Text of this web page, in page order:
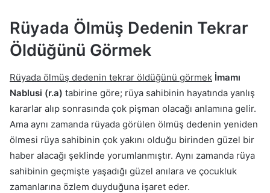
Rüyada Ölmüş Dedenin Tekrar
Öldüğünü Görmek
Rüyada ölmüş dedenin tekrar öldüğünü görmek İmamı
Nablusi (r.a) tabirine göre; rüya sahibinin hayatında yanlış
kararlar alıp sonrasında çok pişman olacağı anlamına gelir.
Ama aynı zamanda rüyada görülen ölmüş dedenin yeniden
ölmesi rüya sahibinin çok yakını olduğu birinden güzel bir
haber alacağı şeklinde yorumlanmıştır. Aynı zamanda rüya
sahibinin geçmişte yaşadığı güzel anılara ve çocukluk
zamanlarına özlem duyduğuna işaret eder.